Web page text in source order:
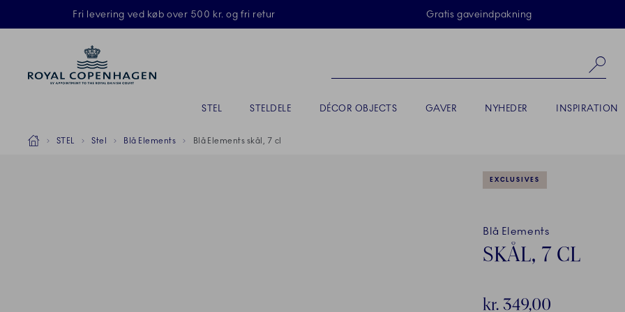
Skip Navigation
Fri levering ved køb over 500 kr. og fri retur Gratis gaveindpakning
STEL STELDELE DÉCOR OBJECTS GAVER NYHEDER INSPIRATION
Breadcrumb Headlinesss
HjemSTEL Stel Blå Elements Blå Elements skål, 7 cl
EXCLUSIVES
Blå Elements
SKÅL, 7 CL
kr. 349,00